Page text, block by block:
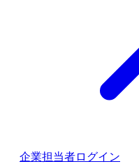
企業担当者ログイン